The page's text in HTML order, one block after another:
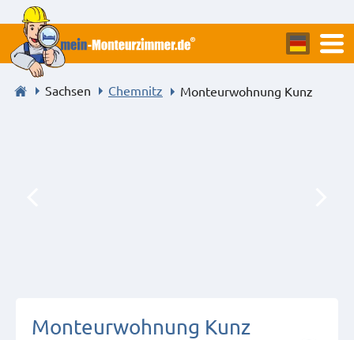
Sachsen Chemnitz Monteurwohnung Kunz
Monteurwohnung Kunz